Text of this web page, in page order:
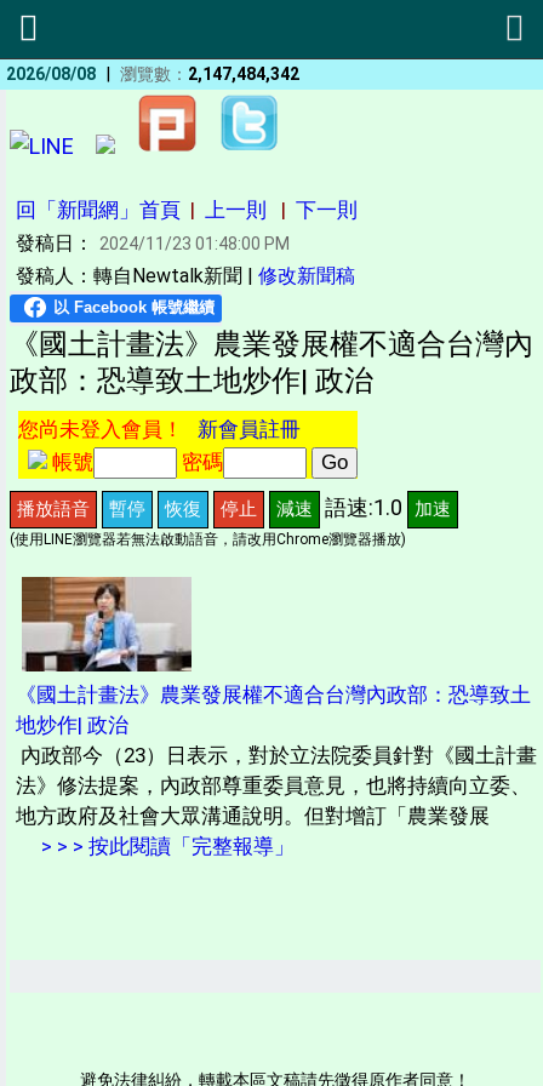
2026/08/08 | 瀏覽數： 2,147,484,342
回「新聞網」首頁 | 上一則 | 下一則
發稿日： 2024/11/23 01:48:00 PM
發稿人：轉自Newtalk新聞 | 修改新聞稿
《國土計畫法》農業發展權不適合台灣內
政部：恐導致土地炒作| 政治
您尚未登入會員！ 新會員註冊
帳號
密碼
播放語音 暫停 恢復 停止 減速 語速:1.0 加速
(使用LINE瀏覽器若無法啟動語音，請改用Chrome瀏覽器播放)
《國土計畫法》農業發展權不適合台灣內政部：恐導致土
地炒作| 政治
內政部今（23）日表示，對於立法院委員針對《國土計畫
法》修法提案，內政部尊重委員意見，也將持續向立委、
地方政府及社會大眾溝通說明。但對增訂「農業發展
> > > 按此閱讀「完整報導」
避免法律糾紛，轉載本區文稿請先徵得原作者同意！